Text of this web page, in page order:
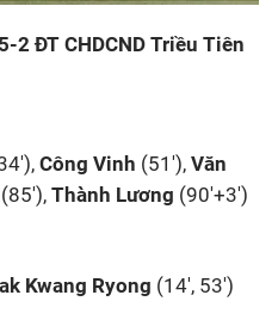
2 ĐT CHDCND Triều Tiên
Công Vinh (51'), Văn
(85'), Thành Lương (90'+3')
Kwang Ryong (14', 53')